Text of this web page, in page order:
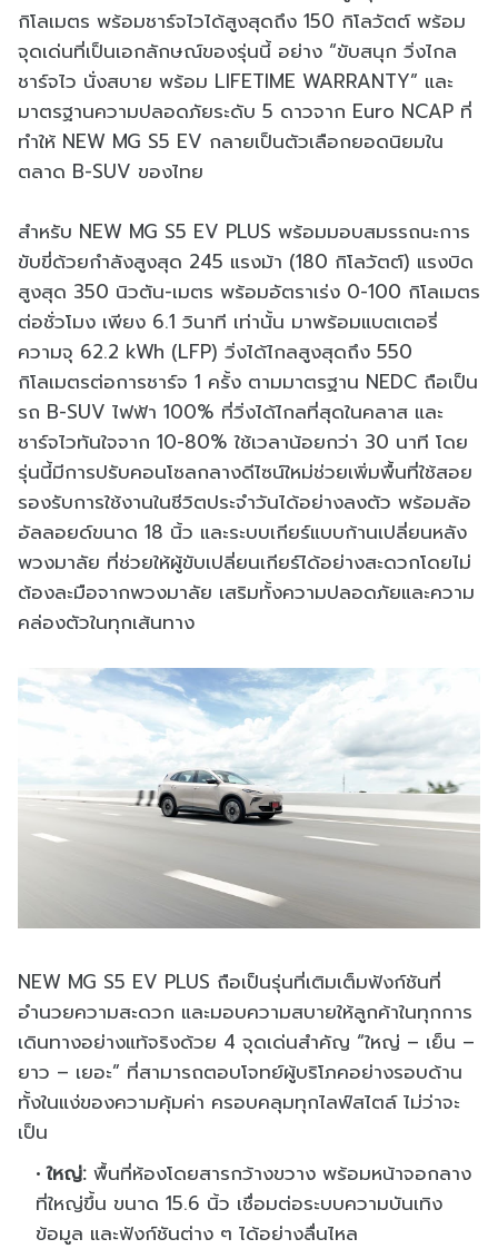
กิโลเมตร พร้อมชาร์จไวได้สูงสุดถึง 150 กิโลวัตต์ พร้อม
จุดเด่นที่เป็นเอกลักษณ์ของรุ่นนี้ อย่าง “ขับสนุก วิ่งไกล
ชาร์จไว นั่งสบาย พร้อม LIFETIME WARRANTY” และ
มาตรฐานความปลอดภัยระดับ 5 ดาวจาก Euro NCAP ที่
ทำให้ NEW MG S5 EV กลายเป็นตัวเลือกยอดนิยมใน
ตลาด B-SUV ของไทย
สำหรับ NEW MG S5 EV PLUS พร้อมมอบสมรรถนะการ
ขับขี่ด้วยกำลังสูงสุด 245 แรงม้า (180 กิโลวัตต์) แรงบิด
สูงสุด 350 นิวตัน-เมตร พร้อมอัตราเร่ง 0-100 กิโลเมตร
ต่อชั่วโมง เพียง 6.1 วินาที เท่านั้น มาพร้อมแบตเตอรี่
ความจุ 62.2 kWh (LFP) วิ่งได้ไกลสูงสุดถึง 550
กิโลเมตรต่อการชาร์จ 1 ครั้ง ตามมาตรฐาน NEDC ถือเป็น
รถ B-SUV ไฟฟ้า 100% ที่วิ่งได้ไกลที่สุดในคลาส และ
ชาร์จไวทันใจจาก 10-80% ใช้เวลาน้อยกว่า 30 นาที โดย
รุ่นนี้มีการปรับคอนโซลกลางดีไซน์ใหม่ช่วยเพิ่มพื้นที่ใช้สอย
รองรับการใช้งานในชีวิตประจำวันได้อย่างลงตัว พร้อมล้อ
อัลลอยด์ขนาด 18 นิ้ว และระบบเกียร์แบบก้านเปลี่ยนหลัง
พวงมาลัย ที่ช่วยให้ผู้ขับเปลี่ยนเกียร์ได้อย่างสะดวกโดยไม่
ต้องละมือจากพวงมาลัย เสริมทั้งความปลอดภัยและความ
คล่องตัวในทุกเส้นทาง
NEW MG S5 EV PLUS ถือเป็นรุ่นที่เติมเต็มฟังก์ชันที่
อำนวยความสะดวก และมอบความสบายให้ลูกค้าในทุกการ
เดินทางอย่างแท้จริงด้วย 4 จุดเด่นสำคัญ “ใหญ่ – เย็น –
ยาว – เยอะ” ที่สามารถตอบโจทย์ผู้บริโภคอย่างรอบด้าน
ทั้งในแง่ของความคุ้มค่า ครอบคลุมทุกไลฟ์สไตล์ ไม่ว่าจะ
เป็น
ใหญ่: พื้นที่ห้องโดยสารกว้างขวาง พร้อมหน้าจอกลาง
ที่ใหญ่ขึ้น ขนาด 15.6 นิ้ว เชื่อมต่อระบบความบันเทิง
ข้อมูล และฟังก์ชันต่าง ๆ ได้อย่างลื่นไหล